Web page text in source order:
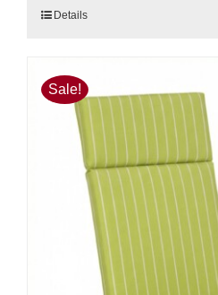
Dieses
mehrere
Varianten
Optionen
können
Produktseite
Details
Sale!